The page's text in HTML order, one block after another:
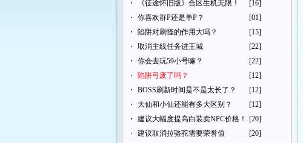
・ 《征途怀旧版》合区生机无限！
[16]
・
你喜欢群P还是单P？
[01]
・
陷阱对刷怪的作用大吗？
[15]
・
取消主线任务进王城
[22]
・
你会去玩59小号嘛？
[22]
・
陷阱弓废了吗？
[12]
・
BOSS刷新时间是不是太长了？
[12]
・
大仙和小仙还能有多大区别？
[12]
・
建议大幅度提高白装卖NPC价格！
[20]
・
建议取消拉骆驼需要荣誉值 [20]